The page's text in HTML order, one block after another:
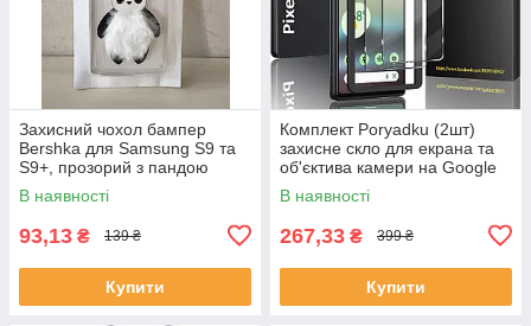
Захисний чохол бампер
Bershka для Samsung S9 та
S9+, прозорий з пандою
В наявності
93,13 ₴ 139 ₴
Купити
Комплект Poryadku (2шт)
захисне скло для екрана та
об'єктива камери на Google
Pixel 6a
В наявності
267,33 ₴ 399 ₴
Купити